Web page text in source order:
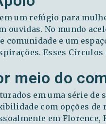
um refúgio para
ouvidas. No mundo
comunidade e um
Esses
meio do
em uma série de
com opções de
em